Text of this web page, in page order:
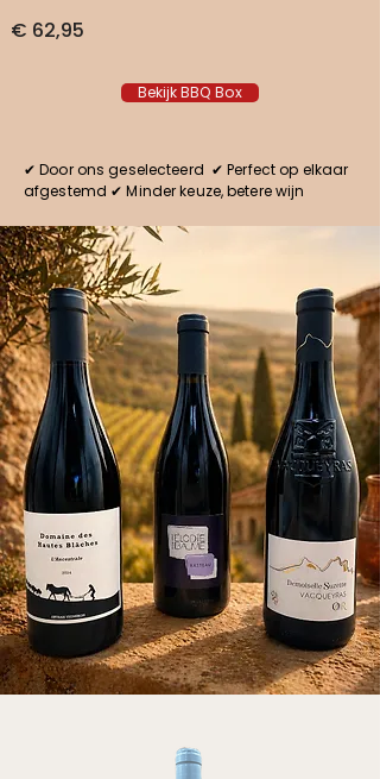
€ 62,95
Bekijk BBQ Box
✔ Door ons geselecteerd ✔ Perfect op elkaar
afgestemd ✔ Minder keuze, betere wijn